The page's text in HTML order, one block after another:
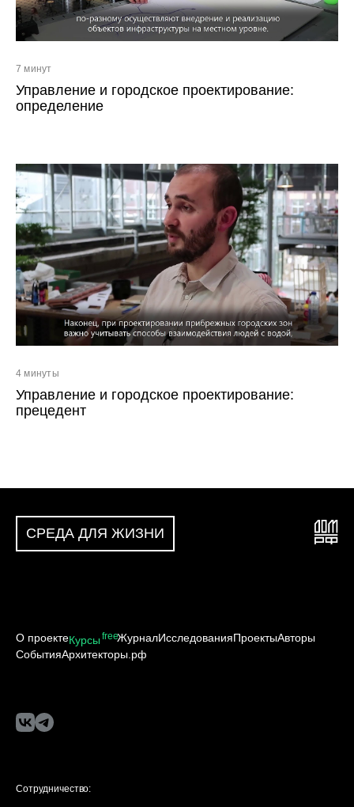
7 минут
Управление и городское проектирование:
определение
4 минуты
Управление и городское проектирование:
прецедент
СРЕДА ДЛЯ ЖИЗНИ
О проектеКурсы freeЖурналИсследованияПроектыАвторы
СобытияАрхитекторы.рф
Сотрудничество: